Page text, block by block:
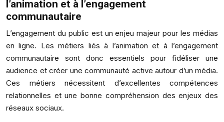
l’animation et à l’engagement
communautaire
L’engagement du public est un enjeu majeur pour les médias
en ligne. Les métiers liés à l’animation et à l’engagement
communautaire sont donc essentiels pour fidéliser une
audience et créer une communauté active autour d’un média.
Ces métiers nécessitent d’excellentes compétences
relationnelles et une bonne compréhension des enjeux des
réseaux sociaux.